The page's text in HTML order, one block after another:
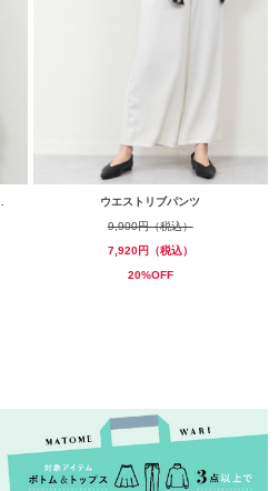
ウエストリブパンツ
9,900円（税込）
7,920円（税込）
20%OFF